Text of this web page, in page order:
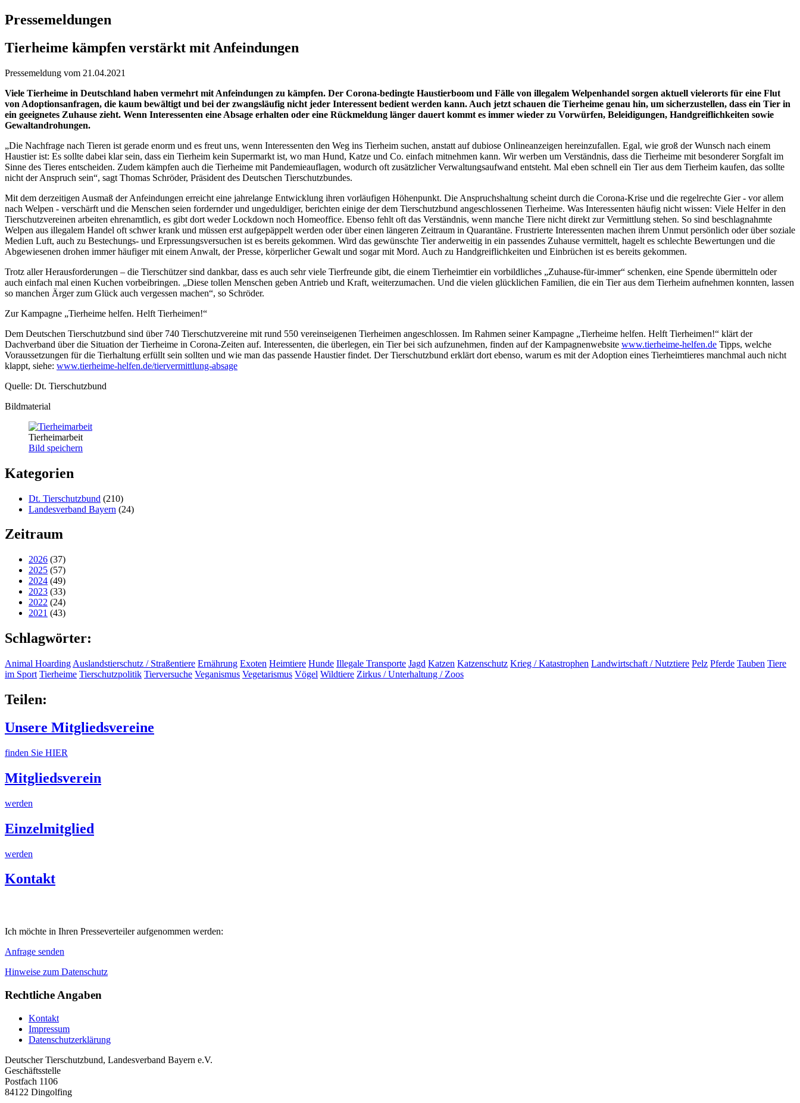
Pressemeldungen
Tierheime kämpfen verstärkt mit Anfeindungen
Pressemeldung vom 21.04.2021
Viele Tierheime in Deutschland haben vermehrt mit Anfeindungen zu kämpfen. Der Corona-bedingte Haustierboom und Fälle von illegalem Welpenhandel sorgen aktuell vielerorts für eine Flut
von Adoptionsanfragen, die kaum bewältigt und bei der zwangsläufig nicht jeder Interessent bedient werden kann. Auch jetzt schauen die Tierheime genau hin, um sicherzustellen, dass ein Tier in
ein geeignetes Zuhause zieht. Wenn Interessenten eine Absage erhalten oder eine Rückmeldung länger dauert kommt es immer wieder zu Vorwürfen, Beleidigungen, Handgreiflichkeiten sowie
Gewaltandrohungen.
„Die Nachfrage nach Tieren ist gerade enorm und es freut uns, wenn Interessenten den Weg ins Tierheim suchen, anstatt auf dubiose Onlineanzeigen hereinzufallen. Egal, wie groß der Wunsch nach einem
Haustier ist: Es sollte dabei klar sein, dass ein Tierheim kein Supermarkt ist, wo man Hund, Katze und Co. einfach mitnehmen kann. Wir werben um Verständnis, dass die Tierheime mit besonderer Sorgfalt im
Sinne des Tieres entscheiden. Zudem kämpfen auch die Tierheime mit Pandemieauflagen, wodurch oft zusätzlicher Verwaltungsaufwand entsteht. Mal eben schnell ein Tier aus dem Tierheim kaufen, das sollte
nicht der Anspruch sein“, sagt Thomas Schröder, Präsident des Deutschen Tierschutzbundes.
Mit dem derzeitigen Ausmaß der Anfeindungen erreicht eine jahrelange Entwicklung ihren vorläufigen Höhenpunkt. Die Anspruchshaltung scheint durch die Corona-Krise und die regelrechte Gier - vor allem
nach Welpen - verschärft und die Menschen seien fordernder und ungeduldiger, berichten einige der dem Tierschutzbund angeschlossenen Tierheime. Was Interessenten häufig nicht wissen: Viele Helfer in den
Tierschutzvereinen arbeiten ehrenamtlich, es gibt dort weder Lockdown noch Homeoffice. Ebenso fehlt oft das Verständnis, wenn manche Tiere nicht direkt zur Vermittlung stehen. So sind beschlagnahmte
Welpen aus illegalem Handel oft schwer krank und müssen erst aufgepäppelt werden oder über einen längeren Zeitraum in Quarantäne. Frustrierte Interessenten machen ihrem Unmut persönlich oder über soziale
Medien Luft, auch zu Bestechungs- und Erpressungsversuchen ist es bereits gekommen. Wird das gewünschte Tier anderweitig in ein passendes Zuhause vermittelt, hagelt es schlechte Bewertungen und die
Abgewiesenen drohen immer häufiger mit einem Anwalt, der Presse, körperlicher Gewalt und sogar mit Mord. Auch zu Handgreiflichkeiten und Einbrüchen ist es bereits gekommen.
Trotz aller Herausforderungen – die Tierschützer sind dankbar, dass es auch sehr viele Tierfreunde gibt, die einem Tierheimtier ein vorbildliches „Zuhause-für-immer“ schenken, eine Spende übermitteln oder
auch einfach mal einen Kuchen vorbeibringen. „Diese tollen Menschen geben Antrieb und Kraft, weiterzumachen. Und die vielen glücklichen Familien, die ein Tier aus dem Tierheim aufnehmen konnten, lassen
so manchen Ärger zum Glück auch vergessen machen“, so Schröder.
Zur Kampagne „Tierheime helfen. Helft Tierheimen!“
Dem Deutschen Tierschutzbund sind über 740 Tierschutzvereine mit rund 550 vereinseigenen Tierheimen angeschlossen. Im Rahmen seiner Kampagne „Tierheime helfen. Helft Tierheimen!“ klärt der
Dachverband über die Situation der Tierheime in Corona-Zeiten auf. Interessenten, die überlegen, ein Tier bei sich aufzunehmen, finden auf der Kampagnenwebsite www.tierheime-helfen.de Tipps, welche
Voraussetzungen für die Tierhaltung erfüllt sein sollten und wie man das passende Haustier findet. Der Tierschutzbund erklärt dort ebenso, warum es mit der Adoption eines Tierheimtieres manchmal auch nicht
klappt, siehe: www.tierheime-helfen.de/tiervermittlung-absage
Quelle: Dt. Tierschutzbund
Bildmaterial
Tierheimarbeit
Bild speichern
Kategorien
Dt. Tierschutzbund (210)
Landesverband Bayern (24)
Zeitraum
2026 (37)
2025 (57)
2024 (49)
2023 (33)
2022 (24)
2021 (43)
Schlagwörter:
Animal Hoarding Auslandstierschutz / Straßentiere Ernährung Exoten Heimtiere Hunde Illegale Transporte Jagd Katzen Katzenschutz Krieg / Katastrophen Landwirtschaft / Nutztiere Pelz Pferde Tauben Tiere
im Sport Tierheime Tierschutzpolitik Tierversuche Veganismus Vegetarismus Vögel Wildtiere Zirkus / Unterhaltung / Zoos
Teilen:
Unsere Mitgliedsvereine
finden Sie HIER
Mitgliedsverein
werden
Einzelmitglied
werden
Kontakt
Ich möchte in Ihren Presseverteiler aufgenommen werden:
Anfrage senden
Hinweise zum Datenschutz
Rechtliche Angaben
Kontakt
Impressum
Datenschutzerklärung
Deutscher Tierschutzbund, Landesverband Bayern e.V.
Geschäftsstelle
Postfach 1106
84122 Dingolfing